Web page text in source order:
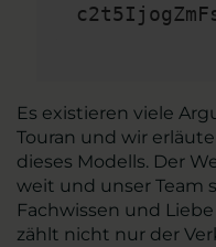
Es existieren viele
Touran und wir
dieses Modells. Der
weit und unser Team
Fachwissen und
zählt nicht nur der